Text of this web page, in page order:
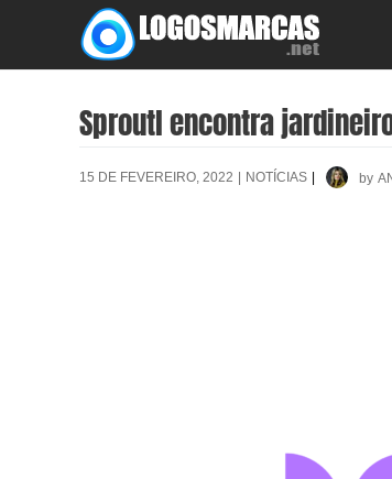
content
Sproutl encontra
15 DE FEVEREIRO, 2022 | NOTÍCIAS | by